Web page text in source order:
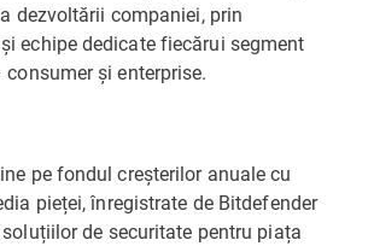
dezvoltării companiei, prin
echipe dedicate fiecărui segment
și enterprise.
pe fondul creșterilor anuale cu
pieței, înregistrate de Bitdefender
de securitate pentru piața